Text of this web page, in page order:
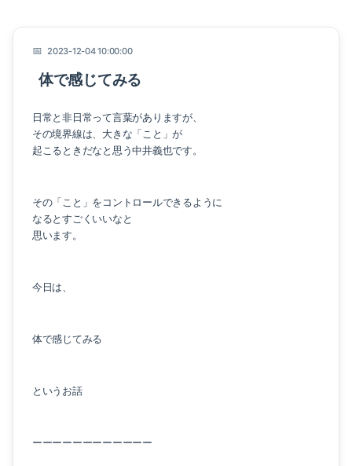
2023-12-04 10:00:00
体で感じてみる
日常と非日常って言葉がありますが、
その境界線は、大きな「こと」が
起こるときだなと思う中井義也です。
その「こと」をコントロールできるように
なるとすごくいいなと
思います。
今日は、
体で感じてみる
というお話
ーーーーーーーーーーーー